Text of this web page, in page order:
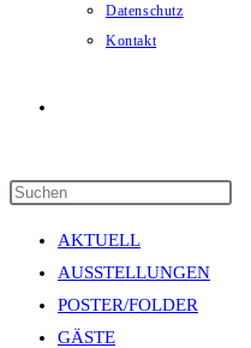
Datenschutz
Kontakt
umschalten
AKTUELL
AUSSTELLUNGEN
POSTER/FOLDER
GÄSTE